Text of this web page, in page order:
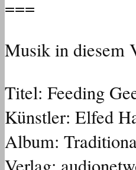
===
Musik in diesem
Titel: Feeding
Künstler: Elfed
Album: